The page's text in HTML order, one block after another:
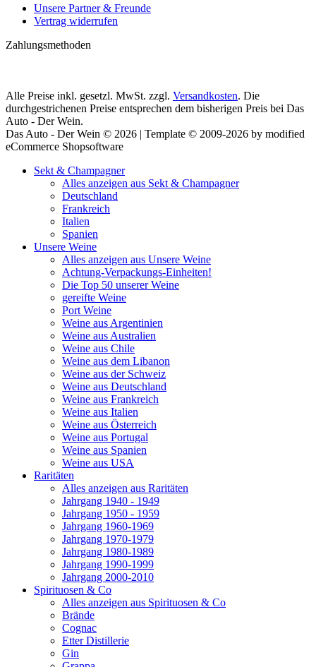
Unsere Partner & Freunde
Vertrag widerrufen
Zahlungsmethoden
Alle Preise inkl. gesetzl. MwSt. zzgl. Versandkosten. Die
durchgestrichenen Preise entsprechen dem bisherigen Preis bei Das
Auto - Der Wein.
Das Auto - Der Wein © 2026 | Template © 2009-2026 by modified
eCommerce Shopsoftware
Sekt & Champagner
Alles anzeigen aus Sekt & Champagner
Deutschland
Frankreich
Italien
Spanien
Unsere Weine
Alles anzeigen aus Unsere Weine
Achtung-Verpackungs-Einheiten!
Die Top 50 unserer Weine
gereifte Weine
Port Weine
Weine aus Argentinien
Weine aus Australien
Weine aus Chile
Weine aus dem Libanon
Weine aus der Schweiz
Weine aus Deutschland
Weine aus Frankreich
Weine aus Italien
Weine aus Österreich
Weine aus Portugal
Weine aus Spanien
Weine aus USA
Raritäten
Alles anzeigen aus Raritäten
Jahrgang 1940 - 1949
Jahrgang 1950 - 1959
Jahrgang 1960-1969
Jahrgang 1970-1979
Jahrgang 1980-1989
Jahrgang 1990-1999
Jahrgang 2000-2010
Spirituosen & Co
Alles anzeigen aus Spirituosen & Co
Brände
Cognac
Etter Distillerie
Gin